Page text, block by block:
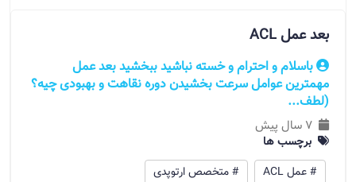
بعد عمل ACL
باسلام و احترام و خسته نباشید ببخشید بعد عمل
مهمترین عوامل سرعت بخشیدن دوره نقاهت و بهبودی چیه؟
(لطف...
7 سال پیش
برچسب ها
# عمل ACL
# متخصص ارتوپدی